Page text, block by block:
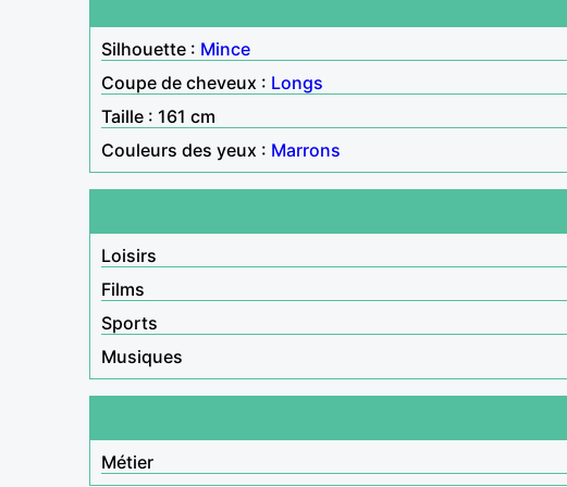
Silhouette : Mince
Coupe de cheveux : Longs
Taille : 161 cm
Couleurs des yeux : Marrons
Loisirs
Films
Sports
Musiques
Métier